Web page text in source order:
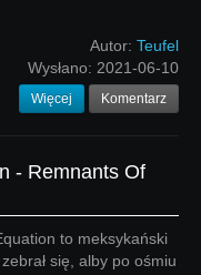
Autor: Teufel
Wysłano: 2021-06-10
Więcej Komentarz
- Remnants Of
to meksykański
się, alby po ośmiu